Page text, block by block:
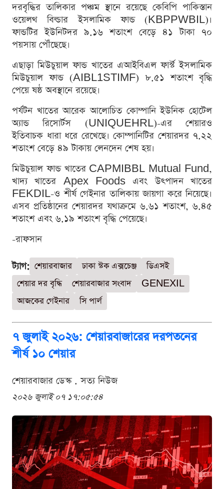
দরবৃদ্ধির তালিকার পঞ্চম স্থানে রয়েছে কেবিপি পাকিস্তান
ওয়েলথ বিল্ডার ইসলামিক ফান্ড (KBPPWBIL)।
ফান্ডটির ইউনিটদর ৯.১৬ শতাংশ বেড়ে ৪১ টাকা ৭০
পয়সায় পৌঁছেছে।
এছাড়া মিউচুয়াল ফান্ড খাতের এআইবিএল ফার্স্ট ইসলামিক
মিউচুয়াল ফান্ড (AIBL1STIMF) ৮.৫১ শতাংশ বৃদ্ধি
পেয়ে ষষ্ঠ অবস্থানে রয়েছে।
পর্যটন খাতের আরেক আলোচিত কোম্পানি ইউনিক হোটেল
অ্যান্ড রিসোর্টস (UNIQUEHRL)-এর শেয়ারও
ইতিবাচক ধারা ধরে রেখেছে। কোম্পানিটির শেয়ারদর ৭.২২
শতাংশ বেড়ে ৪৯ টাকায় লেনদেন শেষ হয়।
মিউচুয়াল ফান্ড খাতের CAPMIBBL Mutual Fund,
খাদ্য খাতের Apex Foods এবং উৎপাদন খাতের
FEKDIL-ও শীর্ষ গেইনার তালিকায় জায়গা করে নিয়েছে।
এসব প্রতিষ্ঠানের শেয়ারদর যথাক্রমে ৬.৬১ শতাংশ, ৬.৪৫
শতাংশ এবং ৬.১৯ শতাংশ বৃদ্ধি পেয়েছে।
-রাফসান
ট্যাগ: শেয়ারবাজার ঢাকা স্টক এক্সচেঞ্জ
ডিএসই
শেয়ার দর বৃদ্ধি
শেয়ারবাজার সংবাদ
GENEXIL
আজকের গেইনার
সি পার্ল
৭ জুলাই ২০২৬: শেয়ারবাজারের দরপতনের
শীর্ষ ১০ শেয়ার
শেয়ারবাজার ডেস্ক . সত্য নিউজ
২০২৬ জুলাই ০৭ ১৭:০৫:৫৪